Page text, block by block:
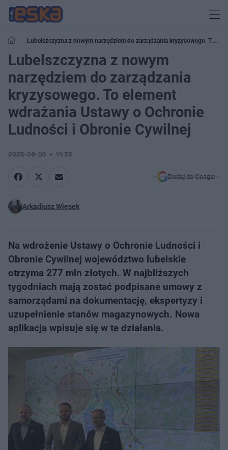
Lubelszczyzna z nowym narzędziem do zarządzania kryzysowego. To
element wdrażania Ustawy o Ochronie Ludności i Obronie Cywilnej
Lubelszczyzna z nowym
narzędziem do zarządzania
kryzysowego. To element
wdrażania Ustawy o Ochronie
Ludności i Obronie Cywilnej
2025-08-08 11:33
Dodaj do Google
Arkadiusz Więsek
Na wdrożenie Ustawy o Ochronie Ludności i
Obronie Cywilnej województwo lubelskie
otrzyma 277 mln złotych. W najbliższych
tygodniach mają zostać podpisane umowy z
samorządami na dokumentację, ekspertyzy i
uzupełnienie stanów magazynowych. Nowa
aplikacja wpisuje się w te działania.